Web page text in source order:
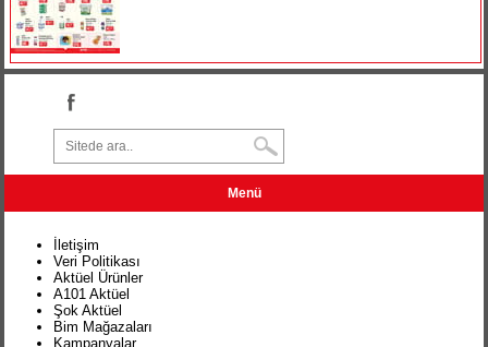
Menü
İletişim
Veri Politikası
Aktüel Ürünler
A101 Aktüel
Şok Aktüel
Bim Mağazaları
Kampanyalar